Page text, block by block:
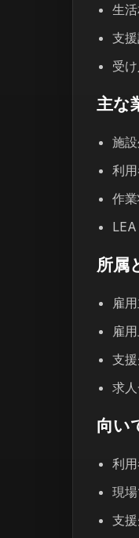
生
支
受
主な
施
利
作
所属
雇
雇
支
求
向い
利
現
支